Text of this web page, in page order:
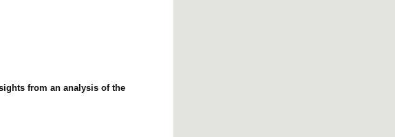
from an analysis of the